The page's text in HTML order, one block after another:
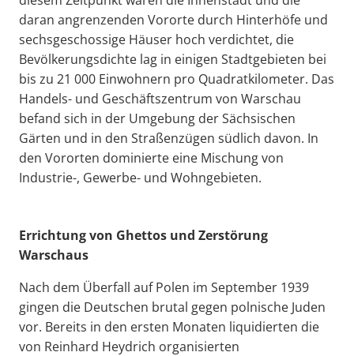
daran angrenzenden Vororte durch Hinterhöfe und
sechsgeschossige Häuser hoch verdichtet, die
Bevölkerungsdichte lag in einigen Stadtgebieten bei
bis zu 21 000 Einwohnern pro Quadratkilometer. Das
Handels- und Geschäftszentrum von Warschau
befand sich in der Umgebung der Sächsischen
Gärten und in den Straßenzügen südlich davon. In
den Vororten dominierte eine Mischung von
Industrie-, Gewerbe- und Wohngebieten.
Errichtung von Ghettos und Zerstörung
Warschaus
Nach dem Überfall auf Polen im September 1939
gingen die Deutschen brutal gegen polnische Juden
vor. Bereits in den ersten Monaten liquidierten die
von Reinhard Heydrich organisierten